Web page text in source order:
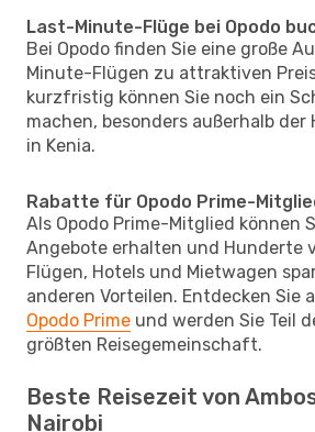
Last-Minute-Flüge bei Opodo
Bei Opodo finden Sie eine große
Minute-Flügen zu attraktiven
kurzfristig können Sie noch ein
machen, besonders außerhalb
in Kenia.
Rabatte für Opodo Prime-
Als Opodo Prime-Mitglied können
Angebote erhalten und Hunderte
Flügen, Hotels und Mietwagen
anderen Vorteilen. Entdecken Sie
Opodo Prime und werden Sie Teil
größten Reisegemeinschaft.
Beste Reisezeit von
Nairobi